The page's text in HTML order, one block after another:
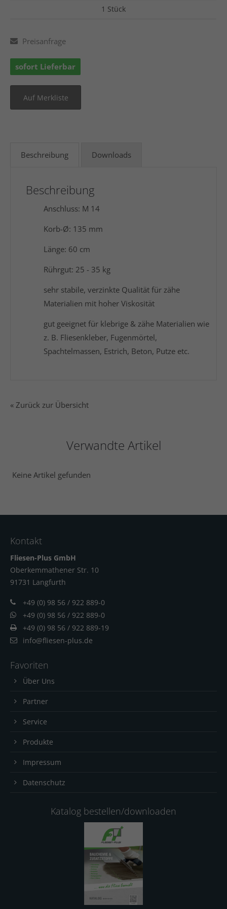
1 Stück
Preisanfrage
sofort Lieferbar
Beschreibung Downloads
Beschreibung
Anschluss: M 14
Korb-Ø: 135 mm
Länge: 60 cm
Rührgut: 25 - 35 kg
sehr stabile, verzinkte Qualität für zähe
Materialien mit hoher Viskosität
gut geeignet für klebrige & zähe Materialien wie
z. B. Fliesenkleber, Fugenmörtel,
Spachtelmassen, Estrich, Beton, Putze etc.
« Zurück zur Übersicht
Verwandte Artikel
Keine Artikel gefunden
Kontakt
Fliesen-Plus GmbH
Oberkemmathener Str. 10
91731 Langfurth
+49 (0) 98 56 / 922 889-0
+49 (0) 98 56 / 922 889-0
+49 (0) 98 56 / 922 889-19
info@fliesen-plus.de
Favoriten
Über Uns
Partner
Service
Produkte
Impressum
Datenschutz
Katalog bestellen/downloaden